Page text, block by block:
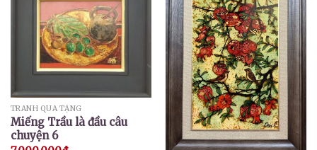
TRANH QUÀ TẶNG
Miếng Trầu là đầu câu
chuyện 6